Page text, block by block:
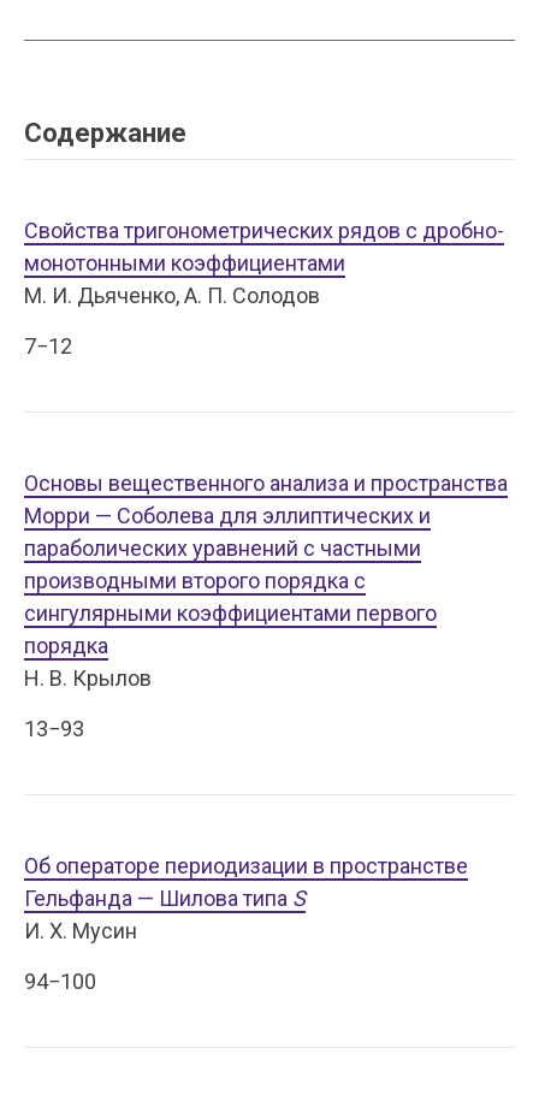
Содержание
Свойства тригонометрических рядов с дробно-
монотонными коэффициентами
М. И. Дьяченко, А. П. Солодов
7−12
Основы вещественного анализа и пространства
Морри — Соболева для эллиптических и
параболических уравнений с частными
производными второго порядка с
сингулярными коэффициентами первого
порядка
Н. В. Крылов
13−93
Об операторе периодизации в пространстве
Гельфанда — Шилова типа S
И. Х. Мусин
94−100